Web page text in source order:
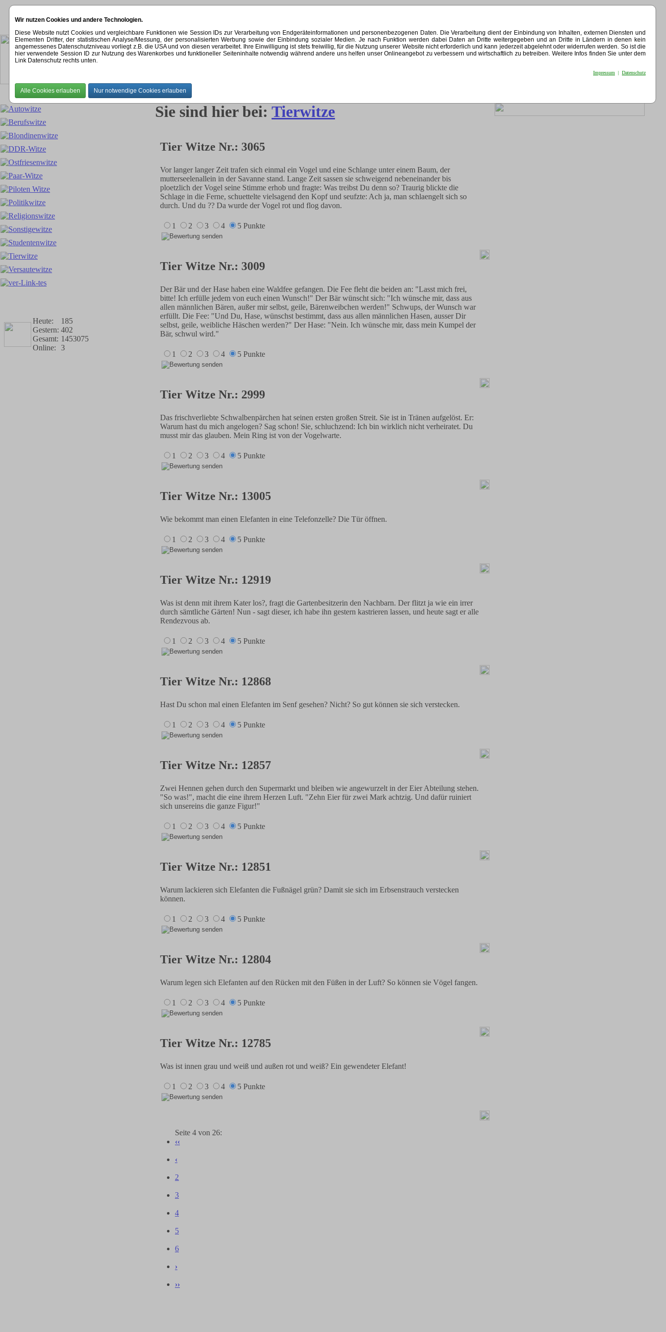
Wir nutzen Cookies und andere Technologien.
Diese Website nutzt Cookies und vergleichbare Funktionen wie Session IDs zur Verarbeitung von Endgeräteinformationen und personenbezogenen Daten. Die Verarbeitung dient der Einbindung von Inhalten, externen Diensten und
Elementen Dritter, der statistischen Analyse/Messung, der personalisierten Werbung sowie der Einbindung sozialer Medien. Je nach Funktion werden dabei Daten an Dritte weitergegeben und an Dritte in Ländern in denen kein
angemessenes Datenschutzniveau vorliegt z.B. die USA und von diesen verarbeitet. Ihre Einwilligung ist stets freiwillig, für die Nutzung unserer Website nicht erforderlich und kann jederzeit abgelehnt oder widerrufen werden. So ist die
hier verwendete Session ID zur Nutzung des Warenkorbes und funktioneller Seiteninhalte notwendig während andere uns helfen unser Onlineangebot zu verbessern und wirtschaftlich zu betreiben. Weitere Infos finden Sie unter dem
Link Datenschutz rechts unten.
Impressum | Datenschutz
Heute:
185
Gestern: 402
Gesamt: 1453075
Online:
3
Sie sind hier bei: Tierwitze
Tier Witze Nr.: 3065
Vor langer langer Zeit trafen sich einmal ein Vogel und eine Schlange unter einem Baum, der
mutterseelenallein in der Savanne stand. Lange Zeit sassen sie schweigend nebeneinander bis
ploetzlich der Vogel seine Stimme erhob und fragte: Was treibst Du denn so? Traurig blickte die
Schlage in die Ferne, schuettelte vielsagend den Kopf und seufzte: Ach ja, man schlaengelt sich so
durch. Und du ?? Da wurde der Vogel rot und flog davon.
1 2 3 4 5 Punkte
Tier Witze Nr.: 3009
Der Bär und der Hase haben eine Waldfee gefangen. Die Fee fleht die beiden an: "Lasst mich frei,
bitte! Ich erfülle jedem von euch einen Wunsch!" Der Bär wünscht sich: "Ich wünsche mir, dass aus
allen männlichen Bären, außer mir selbst, geile, Bärenweibchen werden!" Schwups, der Wunsch war
erfüllt. Die Fee: "Und Du, Hase, wünschst bestimmt, dass aus allen männlichen Hasen, ausser Dir
selbst, geile, weibliche Häschen werden?" Der Hase: "Nein. Ich wünsche mir, dass mein Kumpel der
Bär, schwul wird."
1 2 3 4 5 Punkte
Tier Witze Nr.: 2999
Das frischverliebte Schwalbenpärchen hat seinen ersten großen Streit. Sie ist in Tränen aufgelöst. Er:
Warum hast du mich angelogen? Sag schon! Sie, schluchzend: Ich bin wirklich nicht verheiratet. Du
musst mir das glauben. Mein Ring ist von der Vogelwarte.
1 2 3 4 5 Punkte
Tier Witze Nr.: 13005
Wie bekommt man einen Elefanten in eine Telefonzelle? Die Tür öffnen.
1 2 3 4 5 Punkte
Tier Witze Nr.: 12919
Was ist denn mit ihrem Kater los?, fragt die Gartenbesitzerin den Nachbarn. Der flitzt ja wie ein irrer
durch sämtliche Gärten! Nun - sagt dieser, ich habe ihn gestern kastrieren lassen, und heute sagt er alle
Rendezvous ab.
1 2 3 4 5 Punkte
Tier Witze Nr.: 12868
Hast Du schon mal einen Elefanten im Senf gesehen? Nicht? So gut können sie sich verstecken.
1 2 3 4 5 Punkte
Tier Witze Nr.: 12857
Zwei Hennen gehen durch den Supermarkt und bleiben wie angewurzelt in der Eier Abteilung stehen.
"So was!", macht die eine ihrem Herzen Luft. "Zehn Eier für zwei Mark achtzig. Und dafür ruiniert
sich unsereins die ganze Figur!"
1 2 3 4 5 Punkte
Tier Witze Nr.: 12851
Warum lackieren sich Elefanten die Fußnägel grün? Damit sie sich im Erbsenstrauch verstecken
können.
1 2 3 4 5 Punkte
Tier Witze Nr.: 12804
Warum legen sich Elefanten auf den Rücken mit den Füßen in der Luft? So können sie Vögel fangen.
1 2 3 4 5 Punkte
Tier Witze Nr.: 12785
Was ist innen grau und weiß und außen rot und weiß? Ein gewendeter Elefant!
1 2 3 4 5 Punkte
Seite 4 von 26:
‹‹
‹
2
3
4
5
6
›
››